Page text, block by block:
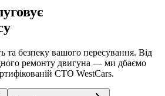
та безпеку вашого пересування. Від
ремонту двигуна — ми дбаємо
СТО WestCars.